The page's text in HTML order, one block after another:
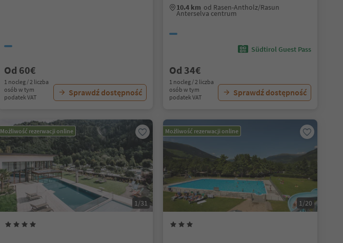
Od 60€
1 nocleg / 2 liczba
osób w tym
podatek VAT
Sprawdź dostępność
10.4 km od Rasen-Antholz/Rasun
Anterselva centrum
Südtirol Guest Pass
Od 34€
1 nocleg / 2 liczba
osób w tym
podatek VAT
Sprawdź dostępność
Możliwość rezerwacji online
1/31
Możliwość rezerwacji online
1/20